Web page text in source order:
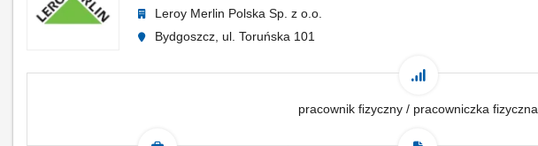
Leroy Merlin Polska Sp. z o.o.
Bydgoszcz, ul. Toruńska 101
pracownik fizyczny / pracowniczka fizyczna